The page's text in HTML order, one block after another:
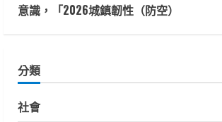
意識，「2026城鎮韌性（防空）
分類
社會